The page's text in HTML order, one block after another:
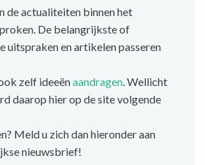
de actualiteiten binnen het
De belangrijkste of
uitspraken en artikelen passeren
zelf ideeënaandragen. Wellicht
daarop hier op de site volgende
Meld u zich dan hieronder aan
nieuwsbrief!